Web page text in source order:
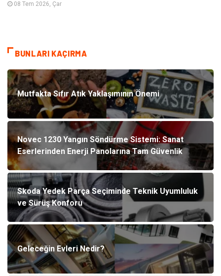
08 Tem 2026, Çar
BUNLARI KAÇIRMA
Mutfakta Sıfır Atık Yaklaşımının Önemi
Novec 1230 Yangın Söndürme Sistemi: Sanat
Eserlerinden Enerji Panolarına Tam Güvenlik
Skoda Yedek Parça Seçiminde Teknik Uyumluluk
ve Sürüş Konforu
Geleceğin Evleri Nedir?